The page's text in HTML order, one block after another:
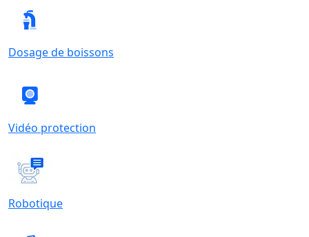
Dosage de boissons
Vidéo protection
Robotique